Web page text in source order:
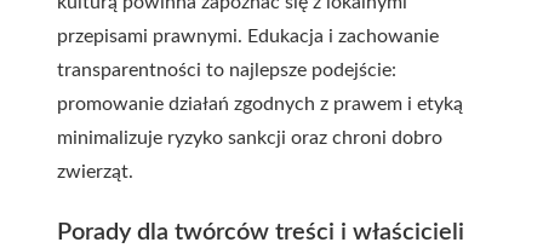
przepisami prawnymi. Edukacja i zachowanie
transparentności to najlepsze podejście:
promowanie działań zgodnych z prawem i etyką
minimalizuje ryzyko sankcji oraz chroni dobro
zwierząt.
Porady dla twórców treści i właścicieli